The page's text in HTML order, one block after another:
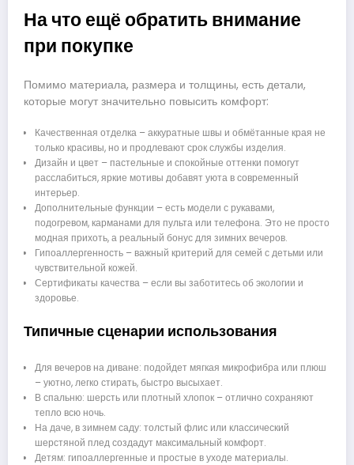
На что ещё обратить внимание
при покупке
Помимо материала, размера и толщины, есть детали,
которые могут значительно повысить комфорт:
Качественная отделка – аккуратные швы и обмётанные края не
только красивы, но и продлевают срок службы изделия.
Дизайн и цвет – пастельные и спокойные оттенки помогут
расслабиться, яркие мотивы добавят уюта в современный
интерьер.
Дополнительные функции – есть модели с рукавами,
подогревом, карманами для пульта или телефона. Это не просто
модная прихоть, а реальный бонус для зимних вечеров.
Гипоаллергенность – важный критерий для семей с детьми или
чувствительной кожей.
Сертификаты качества – если вы заботитесь об экологии и
здоровье.
Типичные сценарии использования
Для вечеров на диване: подойдет мягкая микрофибра или плюш
– уютно, легко стирать, быстро высыхает.
В спальню: шерсть или плотный хлопок – отлично сохраняют
тепло всю ночь.
На даче, в зимнем саду: толстый флис или классический
шерстяной плед создадут максимальный комфорт.
Детям: гипоаллергенные и простые в уходе материалы.